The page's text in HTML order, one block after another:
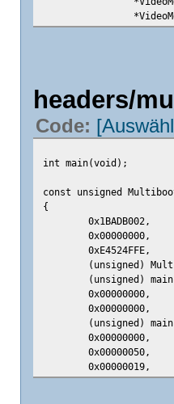
return(0);
headers/
Code:
int main(void);
const unsigned
{
0x1BADB002,
0x00000000,
0xE4524FFE,
(unsigned)
(unsigned)
0x00000000,
0x00000000,
(unsigned)
0x00000000,
0x00000050,
0x00000019,
0x00000000